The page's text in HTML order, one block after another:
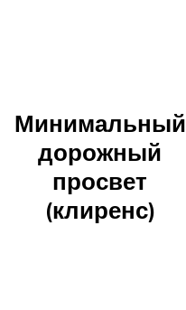
Минимальный
дорожный
просвет
(клиренс)